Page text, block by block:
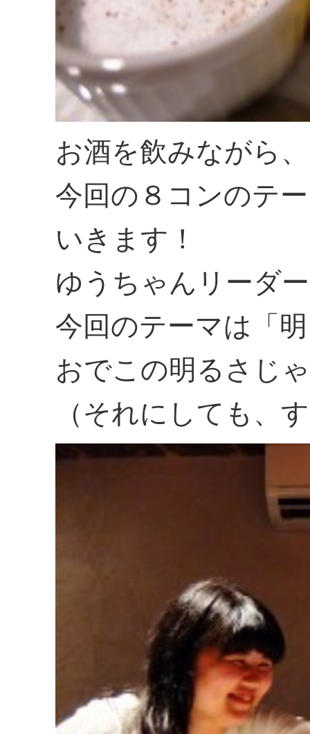
お酒を飲みながら
今回の８コンのテ
いきます！
ゆうちゃんリーダ
今回のテーマは「
おでこの明るさじ
（それにしても、